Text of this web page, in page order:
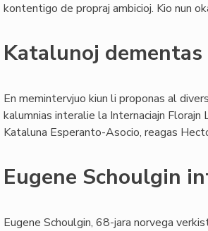
kontentigo de propraj ambicioj. Kio nun
Katalunoj
En memintervjuo kiun li proponas al
kalumnias interalie la Internaciajn Florajn
Kataluna Esperanto-Asocio, reagas
Eugene Schoulgin
Eugene Schoulgin, 68-jara norvega